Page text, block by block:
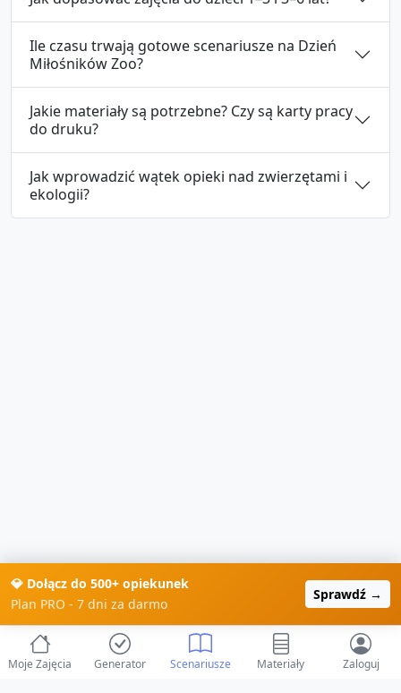
Ile czasu trwają gotowe scenariusze na Dzień
Miłośników Zoo?
Jakie materiały są potrzebne? Czy są karty pracy
do druku?
Jak wprowadzić wątek opieki nad zwierzętami i
ekologii?
💎 Dołącz do 500+ opiekunek
Plan PRO - 7 dni za darmo
Sprawdź →
Moje Zajęcia Generator Scenariusze Materiały Zaloguj